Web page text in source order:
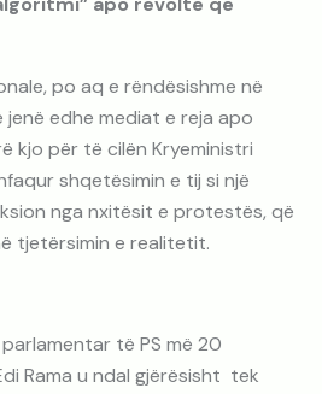
po aq e rëndësishme në
edhe mediat e reja apo
kjo për të cilën Kryeministri
shqetësimin e tij si një
nga nxitësit e protestës, që
tjetërsimin e realitetit.
të PS më 20
Rama u ndal gjërësisht tek